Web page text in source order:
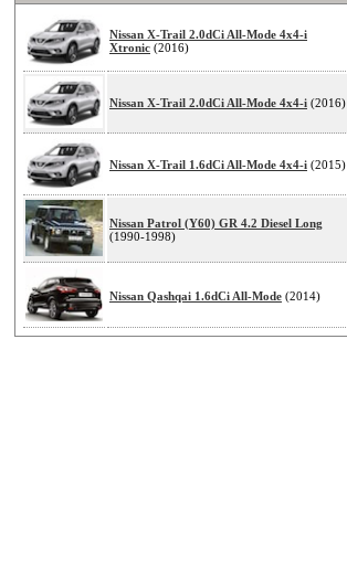
Nissan X-Trail 2.0dCi All-Mode 4x4-i
Xtronic (2016)
Nissan X-Trail 2.0dCi All-Mode 4x4-i (2016)
Nissan X-Trail 1.6dCi All-Mode 4x4-i (2015)
Nissan Patrol (Y60) GR 4.2 Diesel Long
(1990-1998)
Nissan Qashqai 1.6dCi All-Mode (2014)